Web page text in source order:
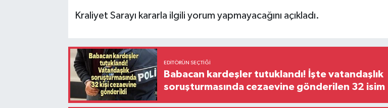
Kraliyet Sarayı kararla ilgili yorum yapmayacağını açıkladı.
EDITÖRÜN SEÇTIĞI
Babacan kardeşler tutuklandı! İşte vatandaşlık
soruşturmasında cezaevine gönderilen 32 isim